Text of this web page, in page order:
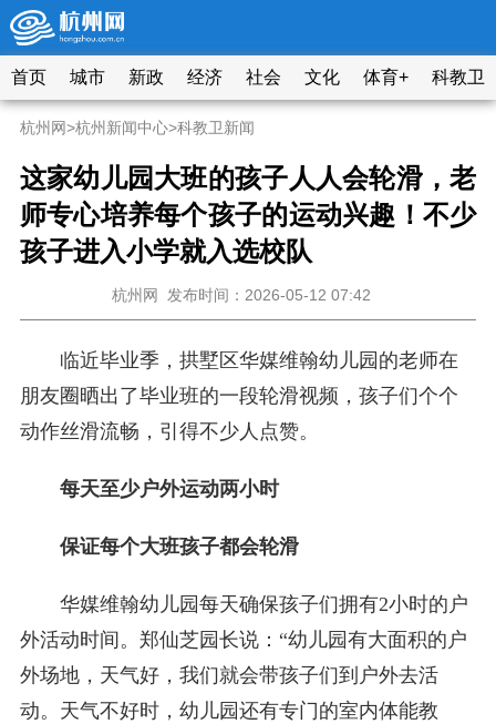
首页 城市 新政 经济 社会 文化 体育+ 科教卫
杭州网>杭州新闻中心>科教卫新闻
这家幼儿园大班的孩子人人会轮滑，老
师专心培养每个孩子的运动兴趣！不少
孩子进入小学就入选校队
杭州网 发布时间：2026-05-12 07:42
临近毕业季，拱墅区华媒维翰幼儿园的老师在
朋友圈晒出了毕业班的一段轮滑视频，孩子们个个
动作丝滑流畅，引得不少人点赞。
每天至少户外运动两小时
保证每个大班孩子都会轮滑
华媒维翰幼儿园每天确保孩子们拥有2小时的户
外活动时间。郑仙芝园长说：“幼儿园有大面积的户
外场地，天气好，我们就会带孩子们到户外去活
动。天气不好时，幼儿园还有专门的室内体能教